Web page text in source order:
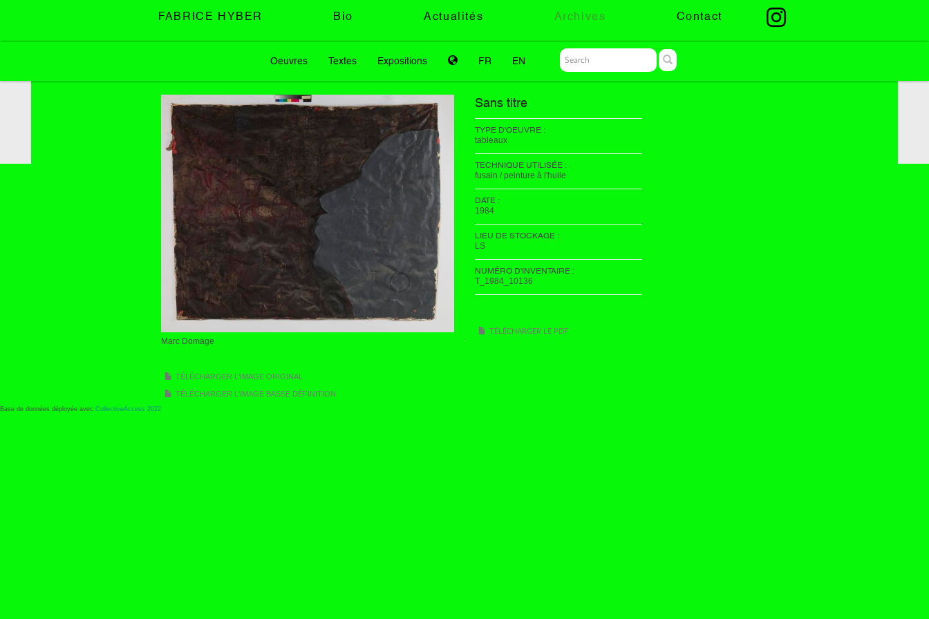
FABRICE HYBER Bio Actualités Archives Contact
Oeuvres Textes Expositions FR EN
Marc Domage
TÉLÉCHARGER L'IMAGE ORIGINAL
TÉLÉCHARGER L'IMAGE BASSE DÉFINITION
Sans titre
TYPE D'OEUVRE :
tableaux
TECHNIQUE UTILISÉE :
fusain / peinture à l'huile
DATE :
1984
LIEU DE STOCKAGE :
LS
NUMÉRO D'INVENTAIRE :
T_1984_10136
TÉLÉCHARGER LE PDF
Base de données déployée avec CollectiveAccess 2022